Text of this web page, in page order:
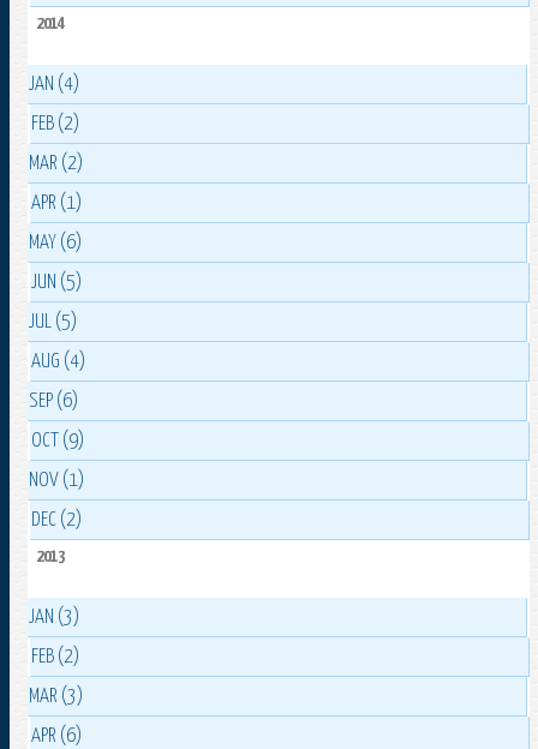
2014
JAN (4)
FEB (2)
MAR (2)
APR (1)
MAY (6)
JUN (5)
JUL (5)
AUG (4)
SEP (6)
OCT (9)
NOV (1)
DEC (2)
2013
JAN (3)
FEB (2)
MAR (3)
APR (6)